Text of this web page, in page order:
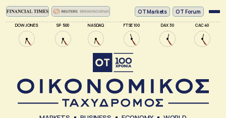
DOW JONES SP 500 NASDAQ FTSE 100 DAX 30 CAC 40
ΟΤ Markets OT Forum